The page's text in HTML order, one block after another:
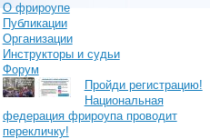
О фрироупе
Публикации
Организации
Инструкторы и судьи
Форум
Пройди регистрацию!
Национальная
федерация фрироупа проводит
перекличку!